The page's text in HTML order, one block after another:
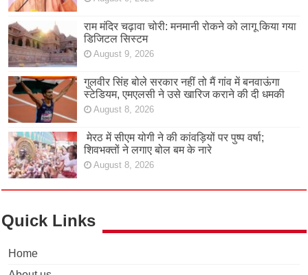
राम मंदिर चढ़ावा चोरी: मनमानी रोकने को लागू किया गया
डिजिटल सिस्टम
August 9, 2026
गुलवीर सिंह बोले सरकार नहीं तो मैं गांव में बनवाऊंगा
स्टेडियम, एमएलसी ने उसे खारिज कराने की दी धमकी
August 8, 2026
मेरठ में सीएम योगी ने की कांवड़ियों पर पुष्प वर्षा;
शिवभक्तों ने लगाए बोल बम के नारे
August 8, 2026
Quick Links
Home